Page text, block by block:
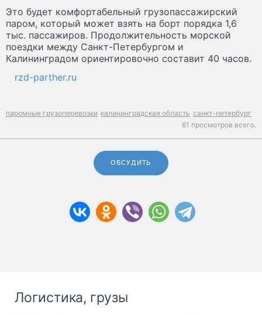
Это будет комфортабельный грузопассажирский
паром, который может взять на борт порядка 1,6
тыс. пассажиров. Продолжительность морской
поездки между Санкт-Петербургом и
Калининградом ориентировочно составит 40 часов.
rzd-parther.ru
паромные грузоперевозки калининградская область санкт-петербург
61 просмотров всего.
ОБСУДИТЬ
Логистика, грузы